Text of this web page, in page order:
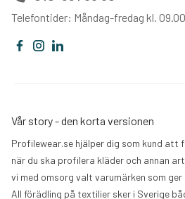
Telefontider: Måndag-fredag kl.
Vår story - den korta versionen
Profilewear.se hjälper dig som kund att
när du ska profilera kläder och annan
vi med omsorg valt varumärken som
All förädling på textilier sker i Sverige